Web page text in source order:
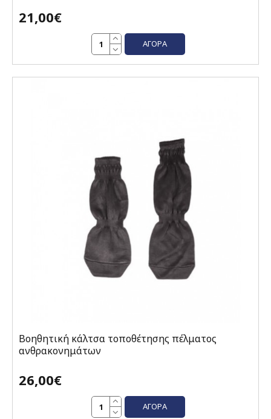
21,00€
ΑΓΟΡΆ
Βοηθητική κάλτσα τοποθέτησης πέλματος
ανθρακονημάτων
26,00€
ΑΓΟΡΆ